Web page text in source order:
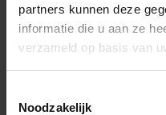
partners kunnen deze
informatie die u aan ze
verzameld op basis van
Noodzakelijk
Sigma, modulair sensor
platform